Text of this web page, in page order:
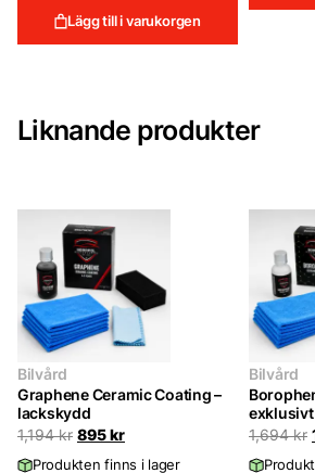
Lägg till i varukorgen
Liknande produkter
Bilvård
Graphene Ceramic Coating –
lackskydd
1,194kr Det
priset
895krDet
priset
Produkten finns i lager
Bilvård
1,694kr